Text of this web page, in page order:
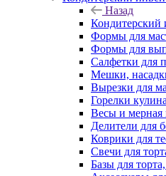
Назад
Кондитерский
Формы для
Формы для
Салфетки для
Мешки,
Вырезки для
Горелки
Весы и мерная
Делители для
Коврики для
Свечи для
Базы для